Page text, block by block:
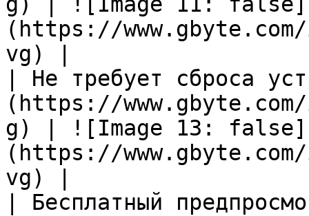
(https://
vg) |
| Не требует сброса
(https://
g) | ![Image 13: false]
(https://
vg) |
| Бесплатный